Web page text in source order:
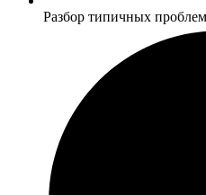
Разбор типичных